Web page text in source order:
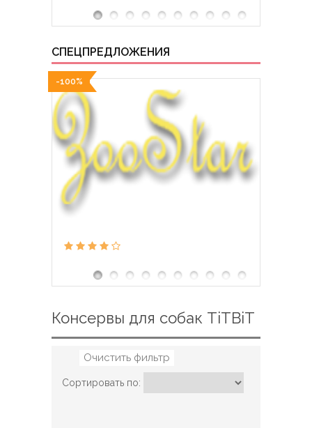
СПЕЦПРЕДЛОЖЕНИЯ
-100%
Консервы для собак TiTBiT
Очистить фильтр
Сортировать по: